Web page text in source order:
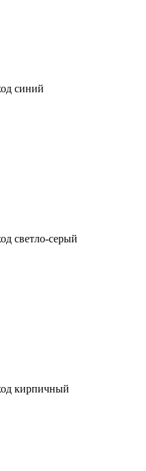
синий
светло-серый
кирпичный